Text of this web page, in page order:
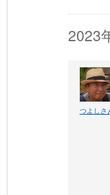
2023
つよしさ